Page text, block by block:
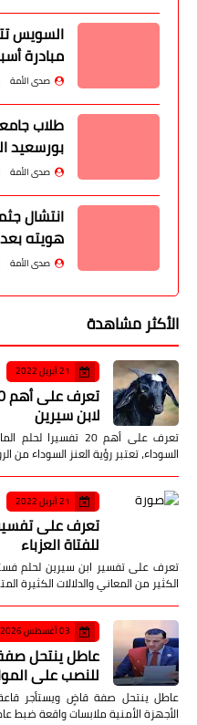
السويس
مبادرة
صدى الأمة
طلاب
بورسعيد
صدى الأمة
انتشال
هويته
صدى الأمة
الأكثر مشاهدة
21 أبريل 2022
لابن سيرين
تعرف على أهم 20
السوداء، تعتبر رؤية العنز السوداء من
21 أبريل 2022
تعرف على
للفتاة العزباء
تعرف على تفسير ابن سيرين لحلم
الكثير من المعاني والدلالات الكثيرة
03 أغسطس 2026
عاطل ينتحل
للنصب على
عاطل ينتحل صفة قاضٍ ويستأجر
الأجهزة الأمنية ملابسات واقعة ضبط